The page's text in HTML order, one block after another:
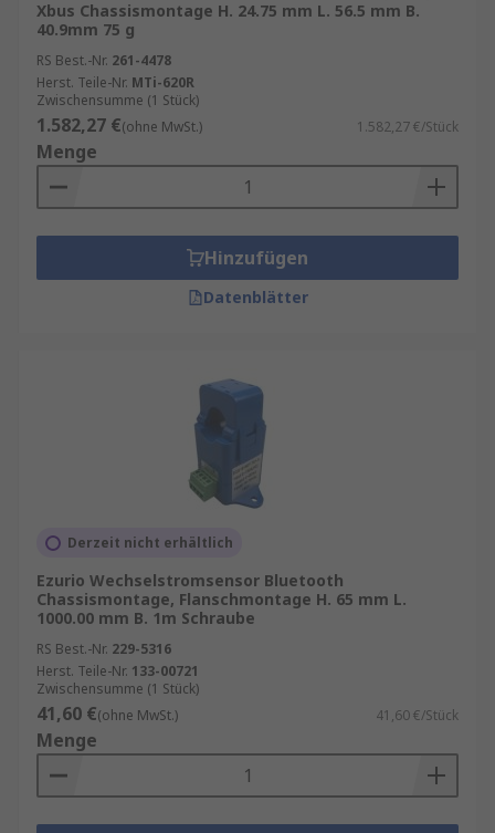
Xbus Chassismontage H. 24.75 mm L. 56.5 mm B.
40.9mm 75 g
RS Best.-Nr. 261-4478
Herst. Teile-Nr. MTi-620R
Zwischensumme (1 Stück)
1.582,27 €(ohne MwSt.) 1.582,27 €/Stück
Menge
Hinzufügen
Datenblätter
Derzeit nicht erhältlich
Ezurio Wechselstromsensor Bluetooth
Chassismontage, Flanschmontage H. 65 mm L.
1000.00 mm B. 1m Schraube
RS Best.-Nr. 229-5316
Herst. Teile-Nr. 133-00721
Zwischensumme (1 Stück)
41,60 €(ohne MwSt.) 41,60 €/Stück
Menge